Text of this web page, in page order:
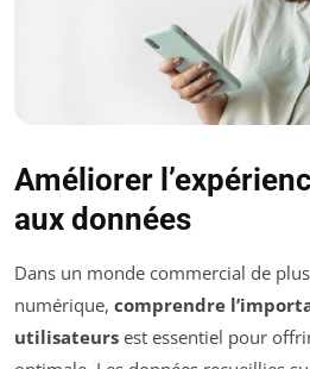
Améliorer
aux données
Dans un monde commercial de
numérique, comprendre
utilisateurs est essentiel pour